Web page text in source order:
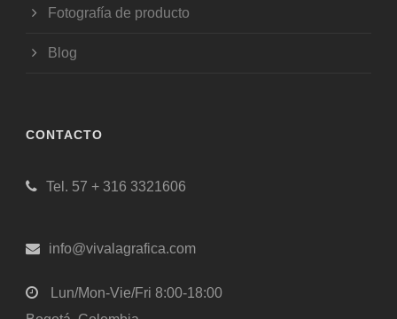
Fotografía de producto
Blog
CONTACTO
Tel. 57 + 316 3321606
info@vivalagrafica.com
Lun/Mon-Vie/Fri 8:00-18:00